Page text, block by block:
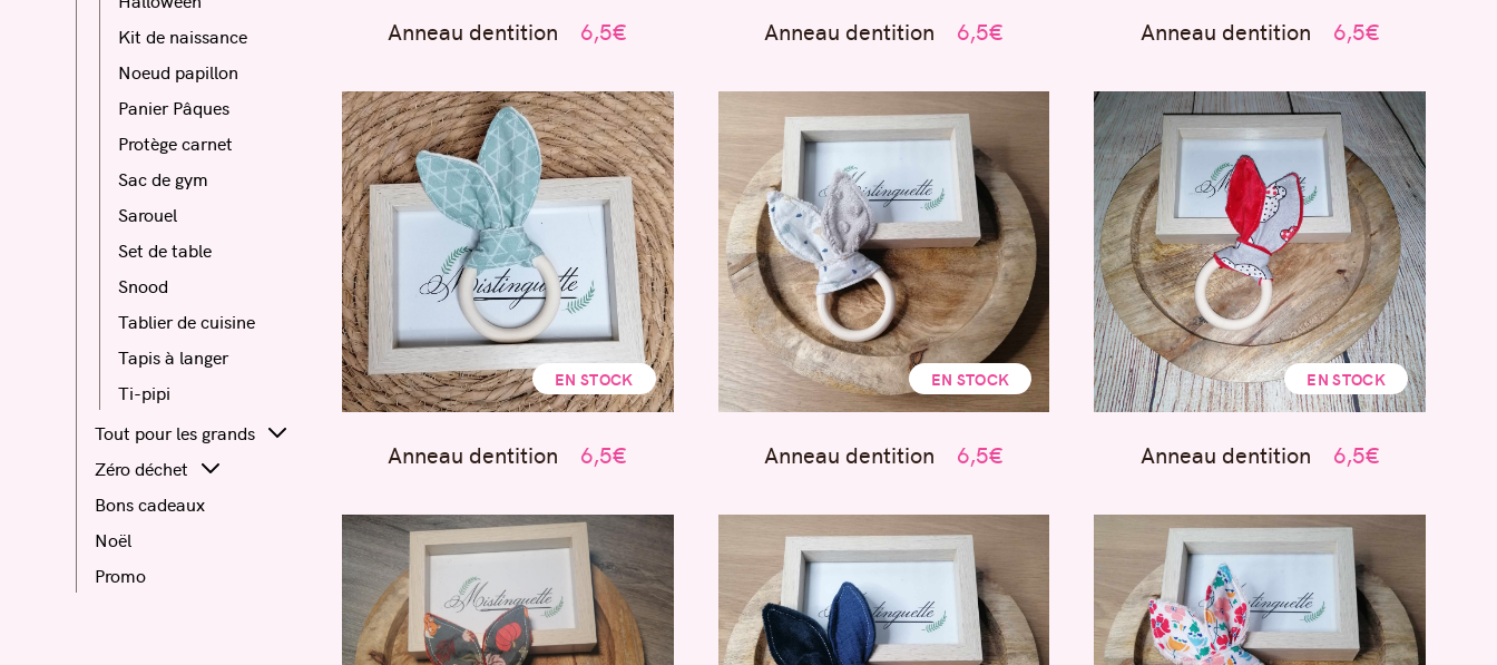
Kit de naissance
Noeud papillon
Panier Pâques
Protège carnet
Sac de gym
Sarouel
Set de table
Snood
Tablier de cuisine
Tapis à langer
Ti-pipi
Tout pour les grands
Zéro déchet
Bons cadeaux
Noël
Promo
Anneau dentition 6,5€ Anneau dentition 6,5€ Anneau dentition 6,5€
EN STOCK
Anneau dentition 6,5€
EN STOCK
Anneau dentition 6,5€
EN STOCK
Anneau dentition 6,5€